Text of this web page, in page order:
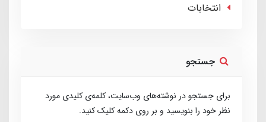
انتخابات
جستجو
برای جستجو در نوشته‌های وب‌سایت، کلمه‌ی کلیدی مورد
نظر خود را بنویسید و بر روی دکمه کلیک کنید.